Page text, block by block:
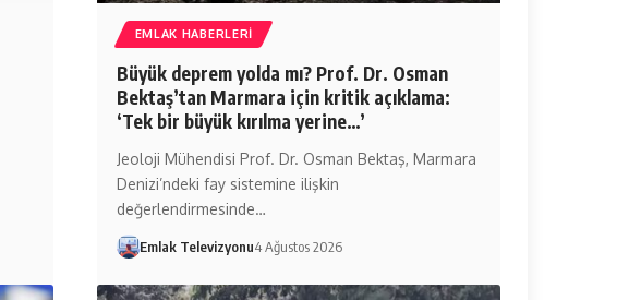
EMLAK HABERLERI
Büyük deprem yolda mı? Prof. Dr. Osman
Bektaş’tan Marmara için kritik açıklama:
‘Tek bir büyük kırılma yerine…’
Jeoloji Mühendisi Prof. Dr. Osman Bektaş, Marmara
Denizi’ndeki fay sistemine ilişkin
değerlendirmesinde…
Emlak Televizyonu4 Ağustos 2026